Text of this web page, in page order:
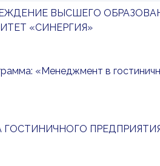
ВЫСШЕГО
«СИНЕРГИЯ»
«Менеджмент в
ПРЕДПРИЯТИЯ